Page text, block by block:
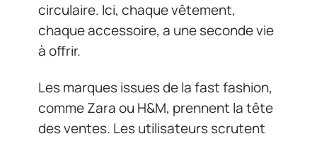
circulaire. Ici, chaque vêtement,
chaque accessoire, a une seconde vie
à offrir.
Les marques issues de la fast fashion,
comme Zara ou H&M, prennent la tête
des ventes. Les utilisateurs scrutent